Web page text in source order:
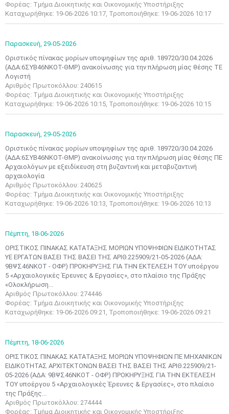
Φορέας: Τμήμα Διοικητικής και Οικονομικής Υποστήριξης
Καταχωρήθηκε: 19-06-2026 10:17, Τροποποιήθηκε: 19-06-2026 10:17
Παρασκευή, 29-05-2026
Οριστικός πίνακας μορίων υποψηφίων της αριθ. 189720/30.04.2026
(ΑΔΑ:6ΣΥΒ46ΝΚΟΤ-ΘΜΡ) ανακοίνωσης για την πλήρωση μίας θέσης ΤΕ
Λογιστή
Αριθμός Πρωτοκόλλου: 240615
Φορέας: Τμήμα Διοικητικής και Οικονομικής Υποστήριξης
Καταχωρήθηκε: 19-06-2026 10:15, Τροποποιήθηκε: 19-06-2026 10:15
Παρασκευή, 29-05-2026
Οριστικός πίνακας μορίων υποψηφίων της αριθ. 189720/30.04.2026
(ΑΔΑ:6ΣΥΒ46ΝΚΟΤ-ΘΜΡ) ανακοίνωσης για την πλήρωση μίας θέσης ΠΕ
Αρχαιολόγων με εξειδίκευση στη βυζαντινή και μεταβυζαντινή
αρχαιολογία
Αριθμός Πρωτοκόλλου: 240625
Φορέας: Τμήμα Διοικητικής και Οικονομικής Υποστήριξης
Καταχωρήθηκε: 19-06-2026 10:13, Τροποποιήθηκε: 19-06-2026 10:13
Πέμπτη, 18-06-2026
ΟΡΙΣΤΙΚΟΣ ΠΙΝΑΚΑΣ ΚΑΤΑΤΑΞΗΣ ΜΟΡΙΩΝ ΥΠΟΨΗΦΙΩΝ ΕΙΔΙΚΟΤΗΤΑΣ
ΥΕ ΕΡΓΑΤΩΝ ΒΑΣΕΙ ΤΗΣ ΒΑΣΕΙ ΤΗΣ ΑΡΙΘ.225909/21-05-2026 (ΑΔΑ:
9ΒΨΣ46ΝΚΟΤ - ΟΦΡ) ΠΡΟΚΗΡΥΞΗΣ ΓΙΑ ΤΗΝ ΕΚΤΕΛΕΣΗ ΤΟΥ υποέργου
5 «Αρχαιολογικές Έρευνες & Εργασίες», στο πλαίσιο της Πράξης
«Ολοκλήρωση...
Αριθμός Πρωτοκόλλου: 274446
Φορέας: Τμήμα Διοικητικής και Οικονομικής Υποστήριξης
Καταχωρήθηκε: 19-06-2026 09:21, Τροποποιήθηκε: 19-06-2026 09:21
Πέμπτη, 18-06-2026
ΟΡΙΣΤΙΚΟΣ ΠΙΝΑΚΑΣ ΚΑΤΑΤΑΞΗΣ ΜΟΡΙΩΝ ΥΠΟΨΗΦΙΩΝ ΠΕ ΜΗΧΑΝΙΚΩΝ
ΕΙΔΙΚΟΤΗΤΑΣ ΑΡΧΙΤΕΚΤΟΝΩΝ ΒΑΣΕΙ ΤΗΣ ΒΑΣΕΙ ΤΗΣ ΑΡΙΘ.225909/21-
05-2026 (ΑΔΑ: 9ΒΨΣ46ΝΚΟΤ - ΟΦΡ) ΠΡΟΚΗΡΥΞΗΣ ΓΙΑ ΤΗΝ ΕΚΤΕΛΕΣΗ
ΤΟΥ υποέργου 5 «Αρχαιολογικές Έρευνες & Εργασίες», στο πλαίσιο
της Πράξης...
Αριθμός Πρωτοκόλλου: 274444
Φορέας: Τμήμα Διοικητικής και Οικονομικής Υποστήριξης